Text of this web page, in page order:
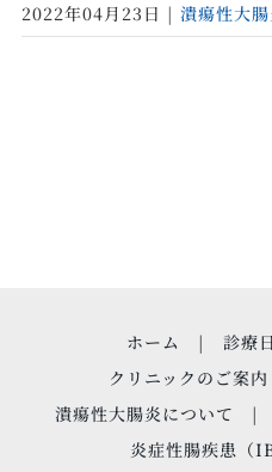
2022年04月23日 | 潰瘍性大
ホーム
診療
クリニックのご案内
潰瘍性大腸炎について
炎症性腸疾患（